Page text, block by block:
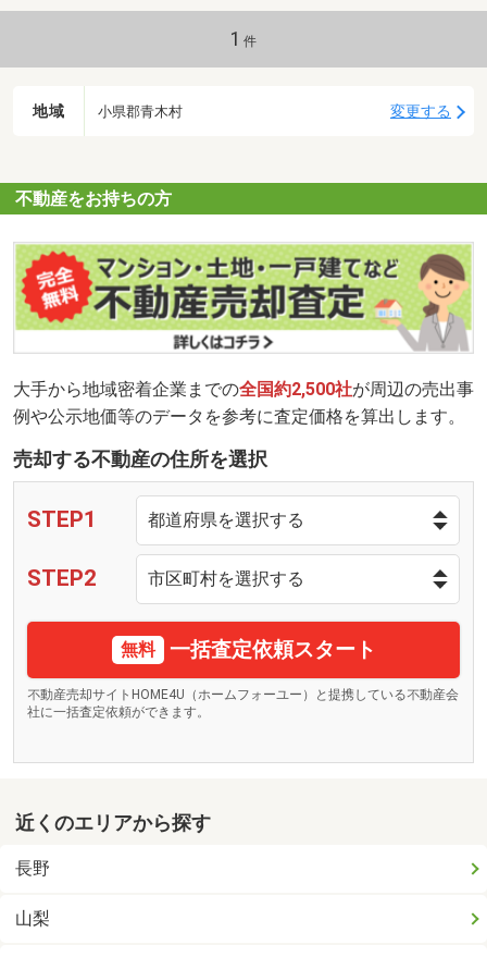
1 件
地域 小県郡青木村 変更する
不動産をお持ちの方
大手から地域密着企業までの全国約2,500社が周辺の売出事
例や公示地価等のデータを参考に査定価格を算出します。
売却する不動産の住所を選択
STEP1
STEP2
無料 一括査定依頼スタート
不動産売却サイトHOME4U（ホームフォーユー）と提携している不動産会
社に一括査定依頼ができます。
近くのエリアから探す
長野
山梨